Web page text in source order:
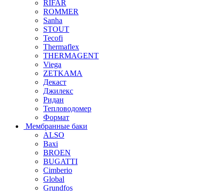
RIFAR
ROMMER
Sanha
STOUT
Tecofi
Thermaflex
THERMAGENT
Viega
ZETKAMA
Декаст
Джилекс
Ридан
Тепловодомер
Формат
Мембранные баки
ALSO
Baxi
BROEN
BUGATTI
Cimberio
Global
Grundfos